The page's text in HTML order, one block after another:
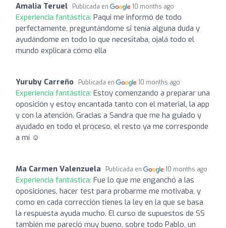
Amalia Teruel Publicada en 10 months ago
Experiencia fantástica: Paqui me informó de todo
perfectamente, preguntándome si tenía alguna duda y
ayudándome en todo lo que necesitaba, ojalá todo el
mundo explicara cómo ella
Yuruby Carreño Publicada en 10 months ago
Experiencia fantástica: Estoy comenzando a preparar una
oposición y estoy encantada tanto con el material, la app
y con la atención. Gracias a Sandra que me ha guiado y
ayudado en todo el proceso, el resto ya me corresponde
a mí ☺️
Ma Carmen Valenzuela Publicada en 10 months ago
Experiencia fantástica: Fue lo que me enganchó a las
oposiciones, hacer test para probarme me motivaba, y
como en cada corrección tienes la ley en la que se basa
la respuesta ayuda mucho. El curso de supuestos de SS
también me pareció muy bueno, sobre todo Pablo, un